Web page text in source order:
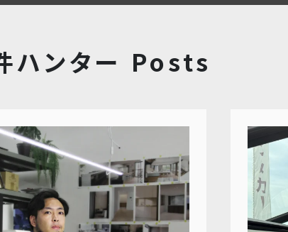
ハンター Posts